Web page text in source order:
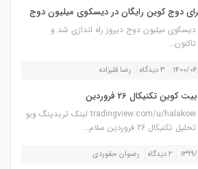
دوج کوین رایگان در دیسکوی میلیون دوج
دیسکوی میلیون دوج دیروز راه اندازی شد و
تاکنون...
۰۴/۱۴ ۳ دیدگاه رضا قلیزاده
تکنیکال 26 فروردین
tradingview.com/u/halakoei لینک تریدینگ ویو
تحلیل تکنیکال 26 فروردین سلام...
۲۶ ۲ دیدگاه رضوان حقوردی